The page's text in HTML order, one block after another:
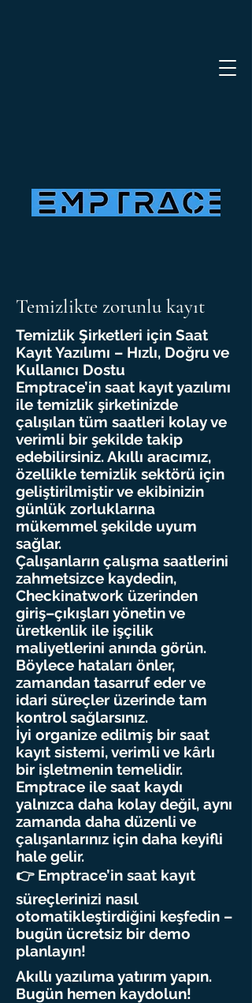
Temizlikte zorunlu kayıt
Temizlik Şirketleri için Saat
Kayıt Yazılımı – Hızlı, Doğru ve
Kullanıcı Dostu
Emptrace’in saat kayıt yazılımı
ile temizlik şirketinizde
çalışılan tüm saatleri kolay ve
verimli bir şekilde takip
edebilirsiniz. Akıllı aracımız,
özellikle temizlik sektörü için
geliştirilmiştir ve ekibinizin
günlük zorluklarına
mükemmel şekilde uyum
sağlar.
Çalışanların çalışma saatlerini
zahmetsizce kaydedin,
Checkinatwork üzerinden
giriş–çıkışları yönetin ve
üretkenlik ile işçilik
maliyetlerini anında görün.
Böylece hataları önler,
zamandan tasarruf eder ve
idari süreçler üzerinde tam
kontrol sağlarsınız.
İyi organize edilmiş bir saat
kayıt sistemi, verimli ve kârlı
bir işletmenin temelidir.
Emptrace ile saat kaydı
yalnızca daha kolay değil, aynı
zamanda daha düzenli ve
çalışanlarınız için daha keyifli
hale gelir.
👉 Emptrace’in saat kayıt
süreçlerinizi nasıl
otomatikleştirdiğini keşfedin –
bugün ücretsiz bir demo
planlayın!
Akıllı yazılıma yatırım yapın.
Bugün hemen kaydolun!